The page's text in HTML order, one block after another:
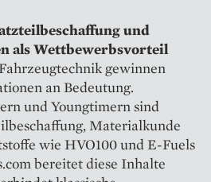
und
als Wettbewerbsvorteil
gewinnen
an Bedeutung.
und Youngtimern sind
Materialkunde
wie HVO100 und E-Fuels
bereitet diese Inhalte